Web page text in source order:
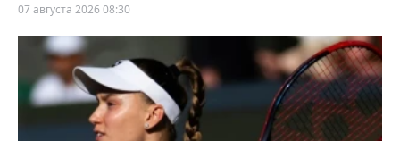
07 августа 2026 08:30